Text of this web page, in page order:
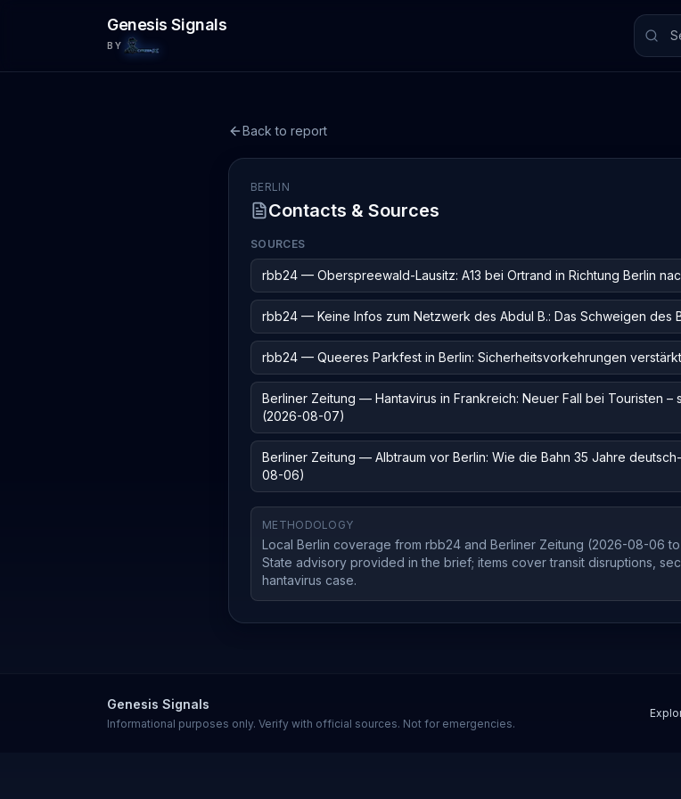
Genesis Signals
BY
Back to report
BERLIN
Contacts & Sources
SOURCES
rbb24 — Oberspreewald-Lausitz: A13 bei Ortrand in Richtung Berlin
rbb24 — Keine Infos zum Netzwerk des Abdul B.: Das Schweigen des
rbb24 — Queeres Parkfest in Berlin: Sicherheitsvorkehrungen
Berliner Zeitung — Hantavirus in Frankreich: Neuer Fall bei Touristen
(2026-08-07)
Berliner Zeitung — Albtraum vor Berlin: Wie die Bahn 35 Jahre
08-06)
METHODOLOGY
Local Berlin coverage from rbb24 and Berliner Zeitung (2026-08-06
State advisory provided in the brief; items cover transit disruptions,
hantavirus case.
Genesis Signals
Informational purposes only. Verify with official sources. Not for emergencies.